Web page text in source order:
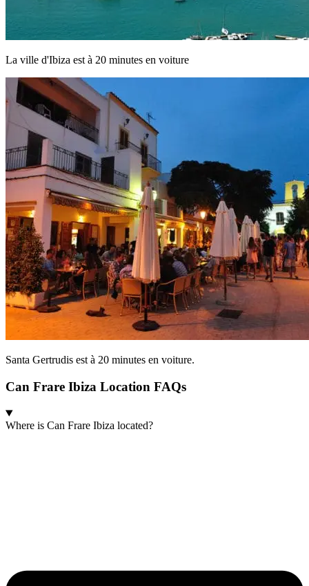
La ville d'Ibiza est à 20 minutes en voiture
Santa Gertrudis est à 20 minutes en voiture.
Can Frare Ibiza Location FAQs
Where is Can Frare Ibiza located?